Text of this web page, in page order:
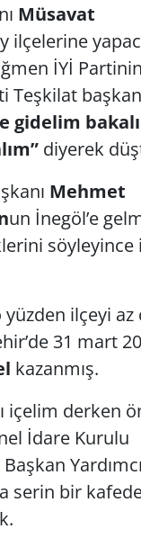
Müsavat
ilçelerine
İYİ
Teşkilat başkan
gidelim
diyerek
Mehmet
un İnegöl’e
söyleyince
ilçeyi az
31 mart
kazanmış.
içelim derken
İdare Kurulu
serin bir